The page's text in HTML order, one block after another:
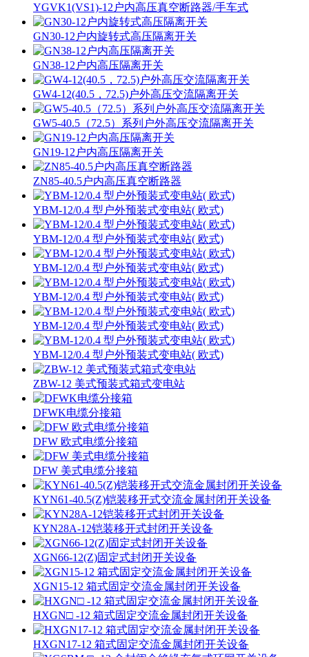
YGVK1(VS1)-12户内高压真空断路器/手车式
GN30-12户内旋转式高压隔离开关
GN38-12户内高压隔离开关
GW4-12(40.5，72.5)户外高压交流隔离开关
GW5-40.5（72.5）系列户外高压交流隔离开关
GN19-12户内高压隔离开关
ZN85-40.5户内高压真空断路器
YBM-12/0.4 型户外预装式变电站( 欧式)
YBM-12/0.4 型户外预装式变电站( 欧式)
YBM-12/0.4 型户外预装式变电站( 欧式)
YBM-12/0.4 型户外预装式变电站( 欧式)
YBM-12/0.4 型户外预装式变电站( 欧式)
YBM-12/0.4 型户外预装式变电站( 欧式)
ZBW-12 美式预装式箱式变电站
DFWK电缆分接箱
DFW 欧式电缆分接箱
DFW 美式电缆分接箱
KYN61-40.5(Z)铠装移开式交流金属封闭开关设备
KYN28A-12铠装移开式封闭开关设备
XGN66-12(Z)固定式封闭开关设备
XGN15-12 箱式固定交流金属封闭开关设备
HXGN□ -12 箱式固定交流金属封闭开关设备
HXGN17-12 箱式固定交流金属封闭开关设备